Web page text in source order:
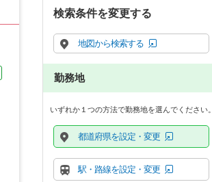
検索条件を変更する
地図から検索する
勤務地
いずれか１つの方法で勤務地を選んでください。
都道府県を設定・変更
駅・路線を設定・変更